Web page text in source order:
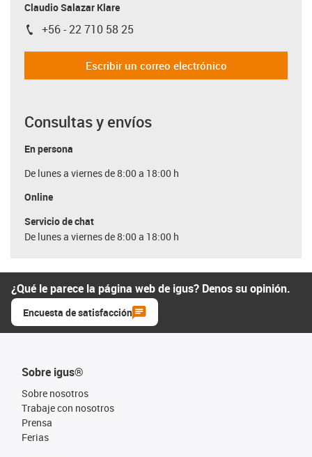
Claudio Salazar Klare
igus-icon-phone
+56 - 22 710 58 25
Escribir un correo electrónico
Consultas y envíos
En persona
De lunes a viernes de 8:00 a 18:00 h
Online
Servicio de chat
De lunes a viernes de 8:00 a 18:00 h
¿Qué le parece la página web de igus? Denos su opinión.
Encuesta de satisfacción
Sobre igus®
Sobre nosotros
Trabaje con nosotros
Prensa
Ferias